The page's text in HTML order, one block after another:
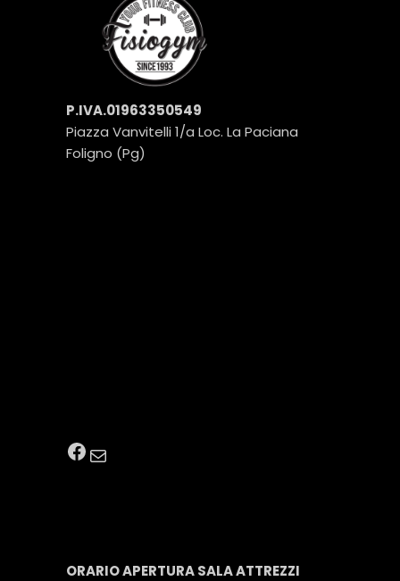
P.IVA.01963350549
Piazza Vanvitelli 1/a Loc. La Paciana
Foligno (Pg)
Facebook
Email
ORARIO APERTURA SALA ATTREZZI